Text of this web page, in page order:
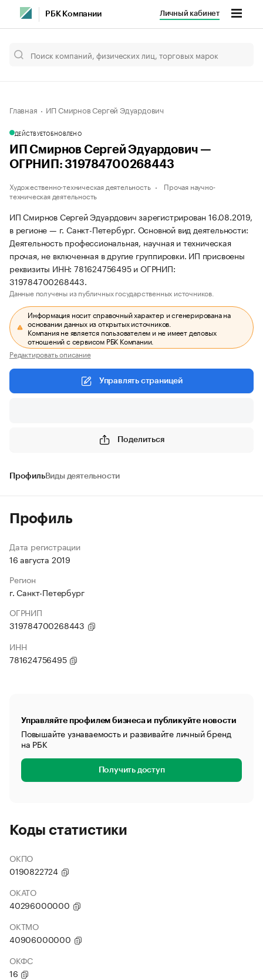
РБК Компании Личный кабинет
Главная ИП Смирнов Сергей Эдуардович
ДЕЙСТВУЕТОБНОВЛЕНО
ИП Смирнов Сергей Эдуардович —
ОГРНИП: 319784700268443
Художественно-техническая деятельность
Прочая научно-
техническая деятельность
ИП Смирнов Сергей Эдуардович зарегистрирован 16.08.2019,
в регионе — г. Санкт-Петербург. Основной вид деятельности:
Деятельность профессиональная, научная и техническая
прочая, не включенная в другие группировки. ИП присвоены
реквизиты ИНН: 781624756495 и ОГРНИП:
319784700268443.
Данные получены из публичных государственных источников.
Информация носит справочный характер и сгенерирована на
основании данных из открытых источников.
Компания не является пользователем и не имеет деловых
отношений с сервисом РБК Компании.
Редактировать описание
Управлять страницей
Поделиться
ПрофильВиды деятельности
Профиль
Дата регистрации
16 августа 2019
Регион
г. Санкт-Петербург
ОГРНИП
319784700268443
ИНН
781624756495
Управляйте профилем бизнеса и публикуйте новости
Повышайте узнаваемость и развивайте личный бренд
на РБК
Получить доступ
Коды статистики
ОКПО
0190822724
ОКАТО
40296000000
ОКТМО
40906000000
ОКФС
16